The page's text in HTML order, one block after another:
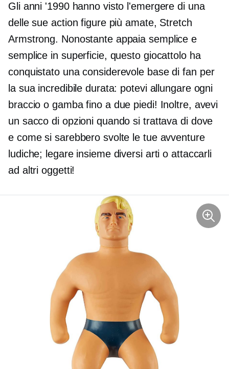
Gli anni '1990 hanno visto l'emergere di una
delle sue action figure più amate, Stretch
Armstrong. Nonostante appaia semplice e
semplice in superficie, questo giocattolo ha
conquistato una considerevole base di fan per
la sua incredibile durata: potevi allungare ogni
braccio o gamba fino a due piedi! Inoltre, avevi
un sacco di opzioni quando si trattava di dove
e come si sarebbero svolte le tue avventure
ludiche; legare insieme diversi arti o attaccarli
ad altri oggetti!